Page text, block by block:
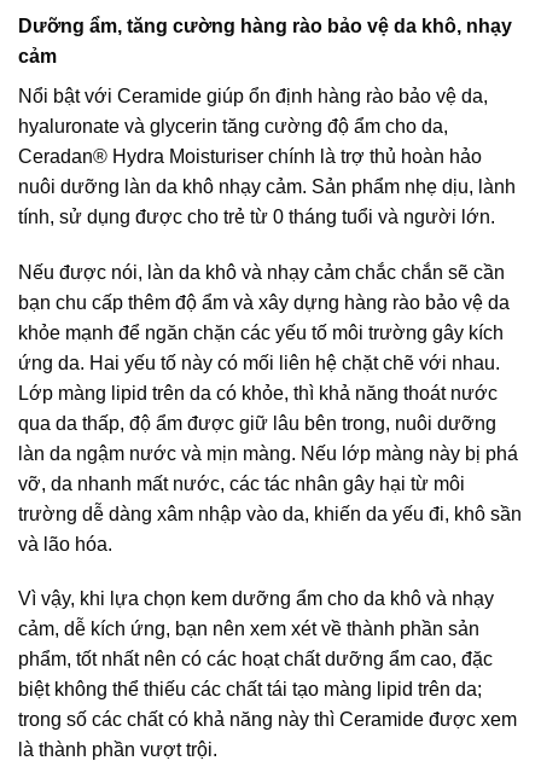
Dưỡng ẩm, tăng cường hàng rào bảo vệ da khô, nhạy
cảm
Nổi bật với Ceramide giúp ổn định hàng rào bảo vệ da,
hyaluronate và glycerin tăng cường độ ẩm cho da,
Ceradan® Hydra Moisturiser chính là trợ thủ hoàn hảo
nuôi dưỡng làn da khô nhạy cảm. Sản phẩm nhẹ dịu, lành
tính, sử dụng được cho trẻ từ 0 tháng tuổi và người lớn.
Nếu được nói, làn da khô và nhạy cảm chắc chắn sẽ cần
bạn chu cấp thêm độ ẩm và xây dựng hàng rào bảo vệ da
khỏe mạnh để ngăn chặn các yếu tố môi trường gây kích
ứng da. Hai yếu tố này có mối liên hệ chặt chẽ với nhau.
Lớp màng lipid trên da có khỏe, thì khả năng thoát nước
qua da thấp, độ ẩm được giữ lâu bên trong, nuôi dưỡng
làn da ngậm nước và mịn màng. Nếu lớp màng này bị phá
vỡ, da nhanh mất nước, các tác nhân gây hại từ môi
trường dễ dàng xâm nhập vào da, khiến da yếu đi, khô sần
và lão hóa.
Vì vậy, khi lựa chọn kem dưỡng ẩm cho da khô và nhạy
cảm, dễ kích ứng, bạn nên xem xét về thành phần sản
phẩm, tốt nhất nên có các hoạt chất dưỡng ẩm cao, đặc
biệt không thể thiếu các chất tái tạo màng lipid trên da;
trong số các chất có khả năng này thì Ceramide được xem
là thành phần vượt trội.